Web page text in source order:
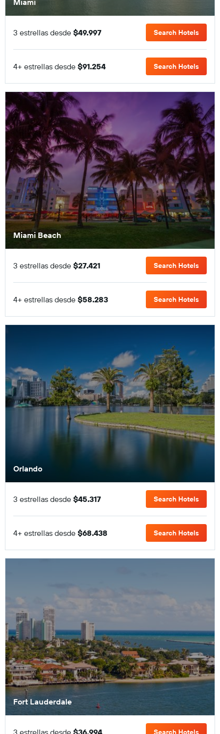
3 estrellas desde $49.997 Search Hotels
4+ estrellas desde $91.254 Search Hotels
Miami Beach
3 estrellas desde $27.421 Search Hotels
4+ estrellas desde $58.283 Search Hotels
Orlando
3 estrellas desde $45.317 Search Hotels
4+ estrellas desde $68.438 Search Hotels
Fort Lauderdale
3 estrellas desde $36.994 Search Hotels